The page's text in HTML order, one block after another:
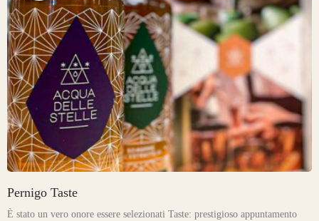
Pernigo Taste
È stato un vero onore essere selezionati Taste: prestigioso appuntamento